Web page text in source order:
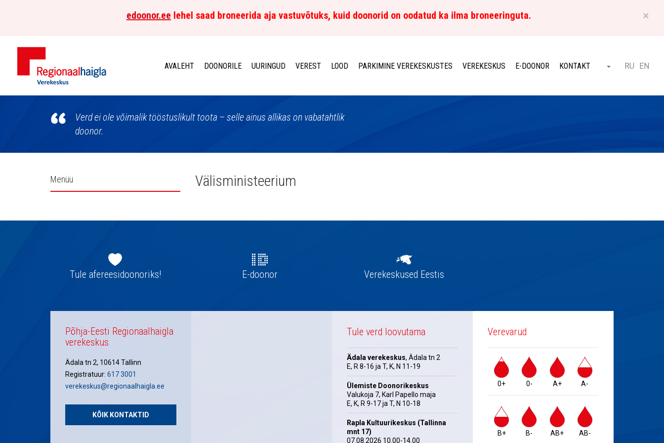
×
edoonor.ee lehel saad broneerida aja vastuvõtuks, kuid doonorid on oodatud ka ilma broneeringuta.
Põhja-
AVALEHT DOONORILE UURINGUD VEREST LOOD PARKIMINE VEREKESKUSTES VEREKESKUS E-DOONOR KONTAKT Otsi ET
RU EN
Verd ei ole võimalik tööstuslikult toota – selle ainus allikas on vabatahtlik
doonor.
Külgpaani
Menüü Välisministeerium
navigatsioonTule afereesidoonoriks! E-doonor Verekeskused Eestis
Põhja-Eesti Regionaalhaigla
verekeskus
Ädala tn 2, 10614 Tallinn
Registratuur: 617 3001
verekeskus@regionaalhaigla.ee
KÕIK KONTAKTID
Tule verd loovutama
Ädala verekeskus, Ädala tn 2
E, R 8-16 ja T, K, N 11-19
Ülemiste Doonorikeskus
Valukoja 7, Karl Papello maja
E, K, R 9-17 ja T, N 10-18
Rapla Kultuurikeskus (Tallinna
mnt 17)
07.08.2026 10.00-14.00
Verevarud
0+ 0- A+ A-
B+ B- AB+ AB-